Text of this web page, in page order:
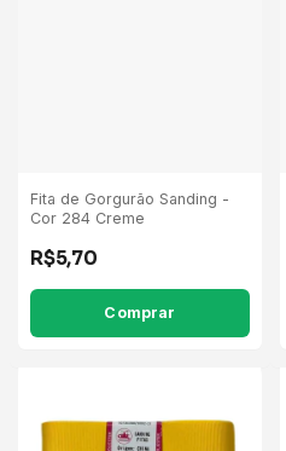
Fita de Gorgurão Sanding -
Cor 284 Creme
R$5,70
Comprar